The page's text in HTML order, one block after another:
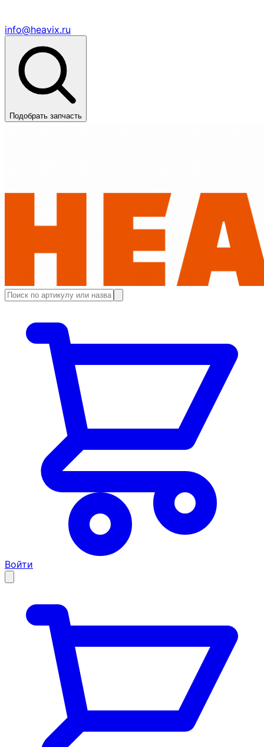
info@heavix.ru
Подобрать запчасть
Войти